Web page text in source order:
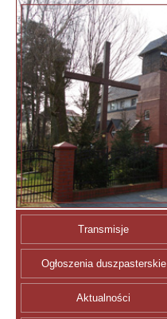
Transmisje
Ogłoszenia duszpasterskie
Aktualności